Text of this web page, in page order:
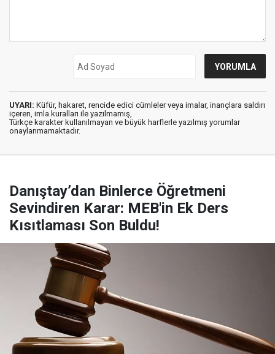
UYARI: Küfür, hakaret, rencide edici cümleler veya imalar, inançlara saldırı
içeren, imla kuralları ile yazılmamış,
Türkçe karakter kullanılmayan ve büyük harflerle yazılmış yorumlar
onaylanmamaktadır.
Danıştay’dan Binlerce Öğretmeni
Sevindiren Karar: MEB'in Ek Ders
Kısıtlaması Son Buldu!